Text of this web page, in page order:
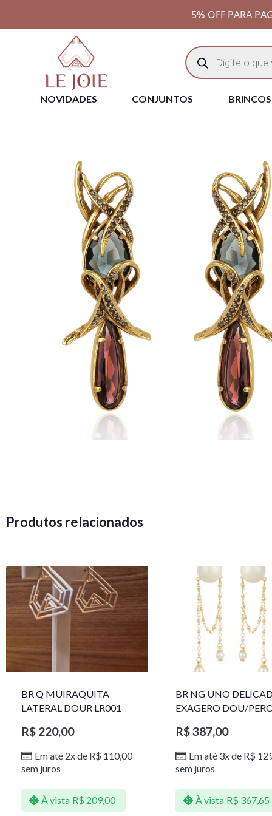
5% OFF PARA
NOVIDADES CONJUNTOS BRINCOS
Produtos relacionados
BR Q MUIRAQUITA
LATERAL DOUR LR001
R$220,00
Em até 2x de R$ 110,00
sem juros
À vista R$ 209,00
BR NG UNO
EXAGERO DOU/
R$387,00
Em até 3x de R$
sem juros
À vista R$ 367,65